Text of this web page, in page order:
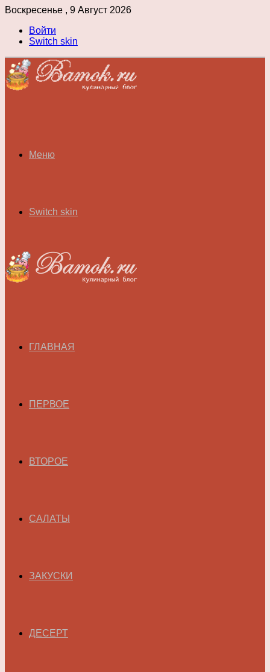
Воскресенье , 9 Август 2026
Войти
Switch skin
Меню
Switch skin
ГЛАВНАЯ
ПЕРВОЕ
ВТОРОЕ
САЛАТЫ
ЗАКУСКИ
ДЕСЕРТ